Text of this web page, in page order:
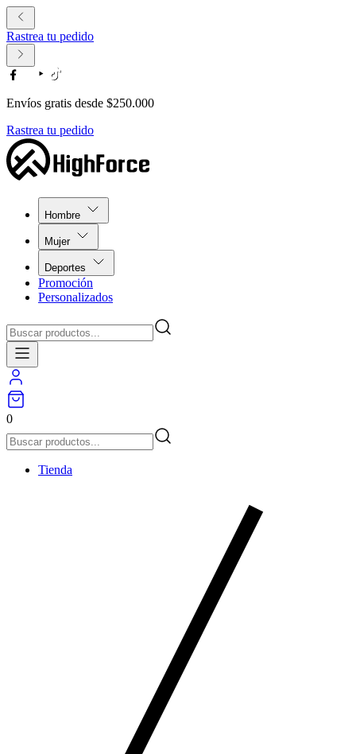
Rastrea tu pedido
Envíos gratis desde $250.000
Rastrea tu pedido
Hombre
Mujer
Deportes
Promoción
Personalizados
0
Tienda